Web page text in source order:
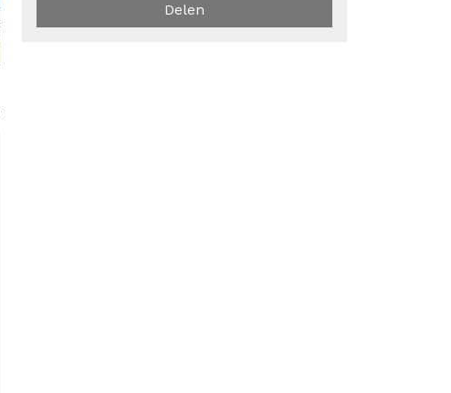
Delen